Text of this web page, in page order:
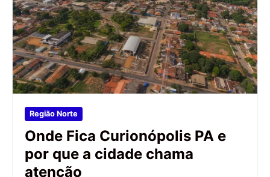
Região Norte
Onde Fica Curionópolis PA e
por que a cidade chama
atenção